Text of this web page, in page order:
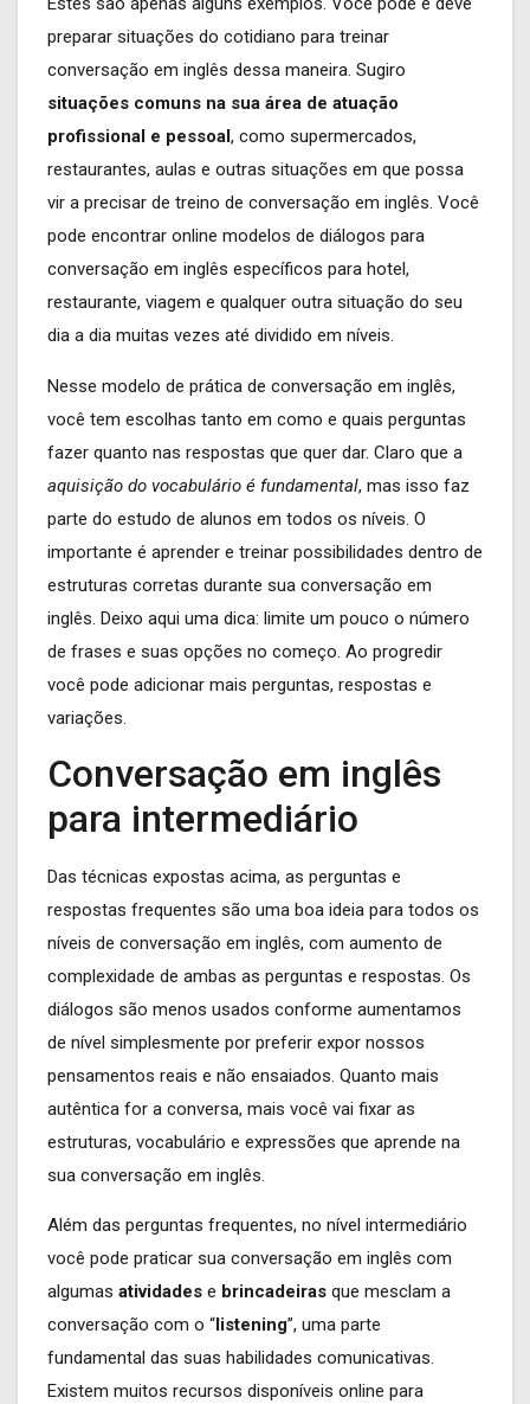
preparar situações do cotidiano para treinar
conversação em inglês dessa maneira. Sugiro
situações comuns na sua área de atuação
profissional e pessoal, como supermercados,
restaurantes, aulas e outras situações em que possa
vir a precisar de treino de conversação em inglês. Você
pode encontrar online modelos de diálogos para
conversação em inglês específicos para hotel,
restaurante, viagem e qualquer outra situação do seu
dia a dia muitas vezes até dividido em níveis.
Nesse modelo de prática de conversação em inglês,
você tem escolhas tanto em como e quais perguntas
fazer quanto nas respostas que quer dar. Claro que a
aquisição do vocabulário é fundamental, mas isso faz
parte do estudo de alunos em todos os níveis. O
importante é aprender e treinar possibilidades dentro de
estruturas corretas durante sua conversação em
inglês. Deixo aqui uma dica: limite um pouco o número
de frases e suas opções no começo. Ao progredir
você pode adicionar mais perguntas, respostas e
variações.
Conversação em inglês
para intermediário
Das técnicas expostas acima, as perguntas e
respostas frequentes são uma boa ideia para todos os
níveis de conversação em inglês, com aumento de
complexidade de ambas as perguntas e respostas. Os
diálogos são menos usados conforme aumentamos
de nível simplesmente por preferir expor nossos
pensamentos reais e não ensaiados. Quanto mais
autêntica for a conversa, mais você vai fixar as
estruturas, vocabulário e expressões que aprende na
sua conversação em inglês.
Além das perguntas frequentes, no nível intermediário
você pode praticar sua conversação em inglês com
algumas atividades e brincadeiras que mesclam a
conversação com o “ listening”, uma parte
fundamental das suas habilidades comunicativas.
Existem muitos recursos disponíveis online para